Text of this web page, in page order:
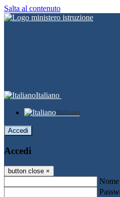
Salta al contenuto
Italiano
Italiano
Accedi
Accedi
button close ×